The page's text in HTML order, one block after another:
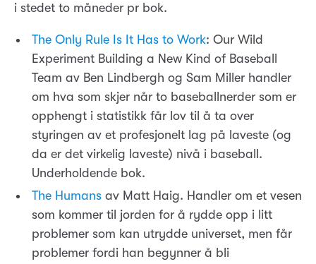
i stedet to måneder pr bok.
The Only Rule Is It Has to Work: Our Wild
Experiment Building a New Kind of Baseball
Team av Ben Lindbergh og Sam Miller handler
om hva som skjer når to baseballnerder som er
opphengt i statistikk får lov til å ta over
styringen av et profesjonelt lag på laveste (og
da er det virkelig laveste) nivå i baseball.
Underholdende bok.
The Humans av Matt Haig. Handler om et vesen
som kommer til jorden for å rydde opp i litt
problemer som kan utrydde universet, men får
problemer fordi han begynner å bli